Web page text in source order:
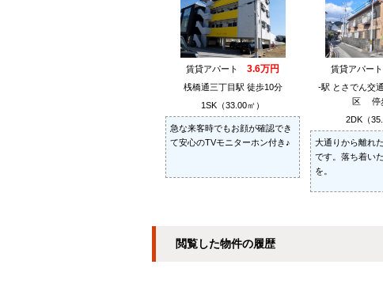
賃貸アパート 3.6万円
桟橋通三丁目駅 徒歩10分
1SK（33.00㎡）
急な来客時でもお顔が確認でき
て安心のTVモニターホン付き♪
賃貸アパー
-駅 とさでん交
区 停
2DK（
大通りから離れ
です。落ち着い
を。
閲覧した物件の履歴